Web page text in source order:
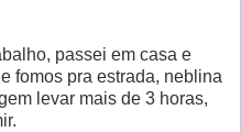
passei em casa e
fomos pra estrada, neblina
levar mais de 3 horas,